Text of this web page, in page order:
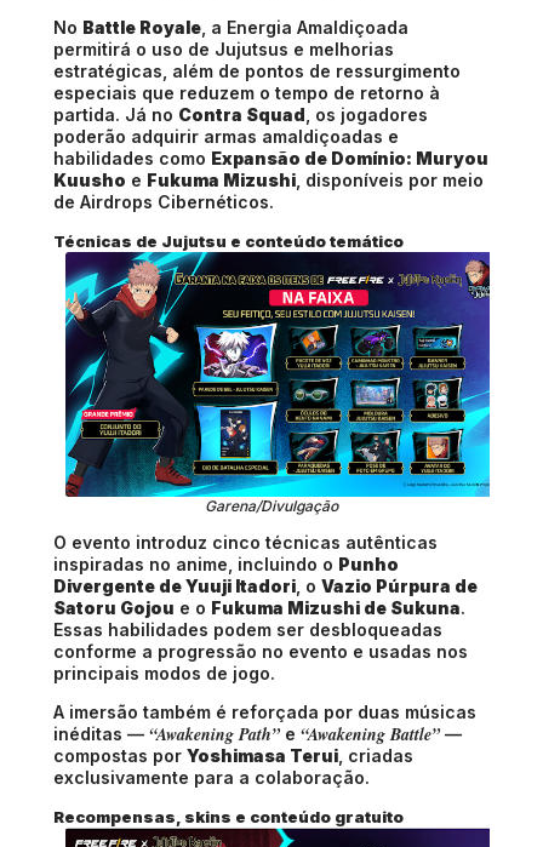
No Battle Royale , a Energia Amaldiçoada
permitirá o uso de Jujutsus e melhorias
estratégicas, além de pontos de ressurgimento
especiais que reduzem o tempo de retorno à
partida. Já no Contra Squad , os jogadores
poderão adquirir armas amaldiçoadas e
habilidades como Expansão de Domínio: Muryou
Kuusho e Fukuma Mizushi , disponíveis por meio
de Airdrops Cibernéticos.
Técnicas de Jujutsu e conteúdo temático
Garena/Divulgação
O evento introduz cinco técnicas autênticas
inspiradas no anime, incluindo o Punho
Divergente de Yuuji Itadori , o Vazio Púrpura de
Satoru Gojou e o Fukuma Mizushi de Sukuna.
Essas habilidades podem ser desbloqueadas
conforme a progressão no evento e usadas nos
principais modos de jogo.
A imersão também é reforçada por duas músicas
inéditas — “Awakening Path”e “Awakening Battle”—
compostas por Yoshimasa Terui , criadas
exclusivamente para a colaboração.
Recompensas, skins e conteúdo gratuito